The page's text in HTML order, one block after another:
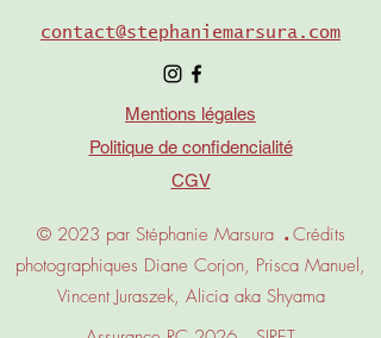
contact@stephaniemarsura.com
Mentions légales
Politique de confidencialité
CGV
© 2023 par Stéphanie Marsura .Crédits
photographiques Diane Corjon, Prisca Manuel,
Vincent Juraszek, Alicia aka Shyama